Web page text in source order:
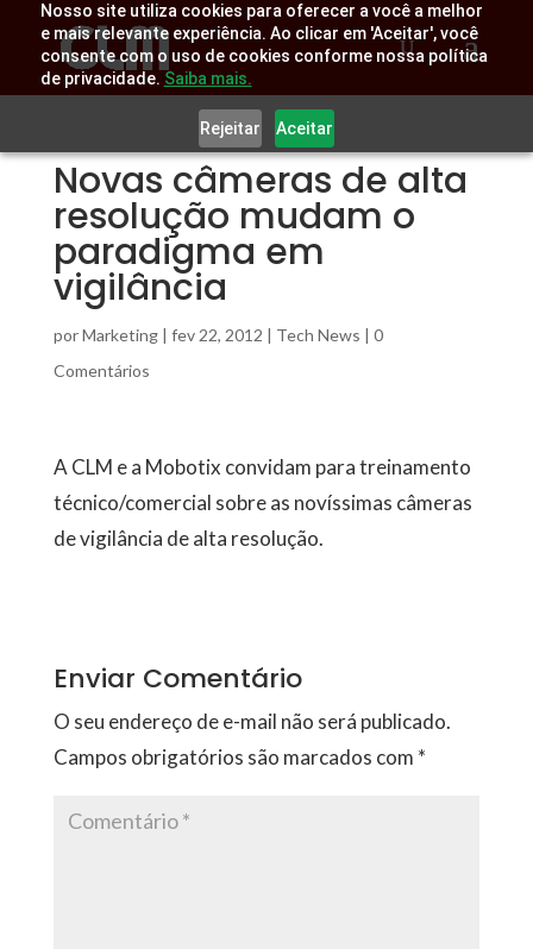
Nosso site utiliza cookies para oferecer a você a melhor
e mais relevante experiência. Ao clicar em 'Aceitar', você
consente com o uso de cookies conforme nossa política
de privacidade. Saiba mais.
Rejeitar Aceitar
Novas câmeras de alta
resolução mudam o
paradigma em
vigilância
porMarketing| fev 22, 2012 | Tech News | 0
Comentários
A CLM e a Mobotix convidam para treinamento
técnico/comercial sobre as novíssimas câmeras
de vigilância de alta resolução.
Enviar Comentário
O seu endereço de e-mail não será publicado.
Campos obrigatórios são marcados com *